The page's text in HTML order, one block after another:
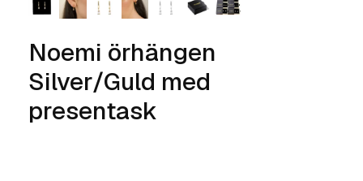
Noemi örhängen
Silver/Guld med
presentask